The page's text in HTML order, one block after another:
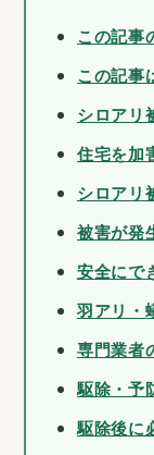
この記事
この記事
シロアリ
住宅を加
シロアリ
被害が発
安全にで
羽アリ・
専門業者
駆除・予
駆除後に